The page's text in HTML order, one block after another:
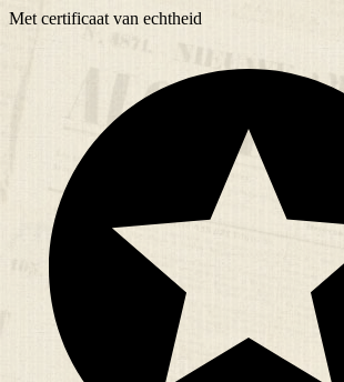
Met certificaat van echtheid